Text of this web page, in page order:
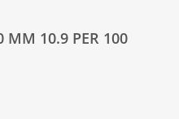
MM 10.9 PER 100